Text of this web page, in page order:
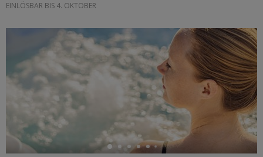
EINLÖSBAR BIS 4. OKTOBER
←